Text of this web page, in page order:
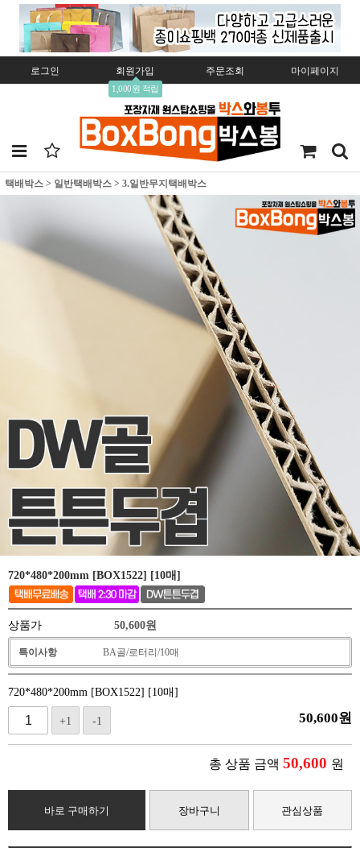
로그인 회원가입
1,000원 적립
주문조회 마이페이지
택배박스 > 일반택배박스 > 3.일반무지택배박스
720*480*200mm [BOX1522] [10매]
상품가 50,600원
특이사항 BA골/로터리/10매
720*480*200mm [BOX1522] [10매]
+1 -1 50,600원
총 상품 금액 50,600 원
바로 구매하기 장바구니 관심상품